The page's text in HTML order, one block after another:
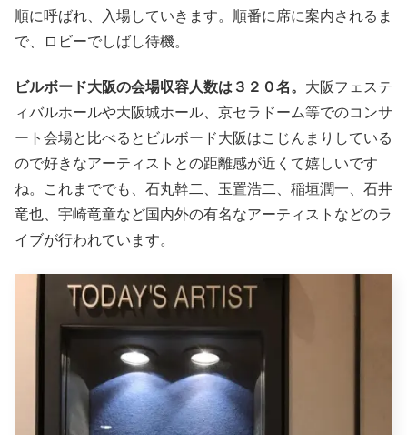
順に呼ばれ、入場していきます。順番に席に案内されるま
で、ロビーでしばし待機。
ビルボード大阪の会場収容人数は３２０名。 大阪フェステ
ィバルホールや大阪城ホール、京セラドーム等でのコンサ
ート会場と比べるとビルボード大阪はこじんまりしている
ので好きなアーティストとの距離感が近くて嬉しいです
ね。これまででも、石丸幹二、玉置浩二、稲垣潤一、石井
竜也、宇崎竜童など国内外の有名なアーティストなどのラ
イブが行われています。